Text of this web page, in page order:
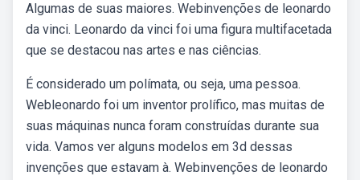
Algumas de suas maiores. Webinvenções de leonardo
da vinci. Leonardo da vinci foi uma figura multifacetada
que se destacou nas artes e nas ciências.
É considerado um polímata, ou seja, uma pessoa.
Webleonardo foi um inventor prolífico, mas muitas de
suas máquinas nunca foram construídas durante sua
vida. Vamos ver alguns modelos em 3d dessas
invenções que estavam à. Webinvenções de leonardo